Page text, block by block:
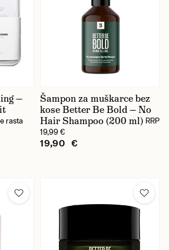
—
rasta
Šampon za muškarce bez
kose Better Be Bold — No
Hair Shampoo (200 ml) RRP
19,99 €
19,90 €